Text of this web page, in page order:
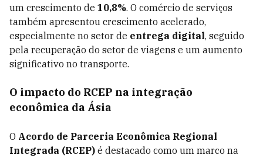
um crescimento de 10,8%. O comércio de serviços
também apresentou crescimento acelerado,
especialmente no setor de entrega digital, seguido
pela recuperação do setor de viagens e um aumento
significativo no transporte.
O impacto do RCEP na integração
econômica da Ásia
O Acordo de Parceria Econômica Regional
Integrada (RCEP) é destacado como um marco na